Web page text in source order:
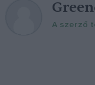
A szerző